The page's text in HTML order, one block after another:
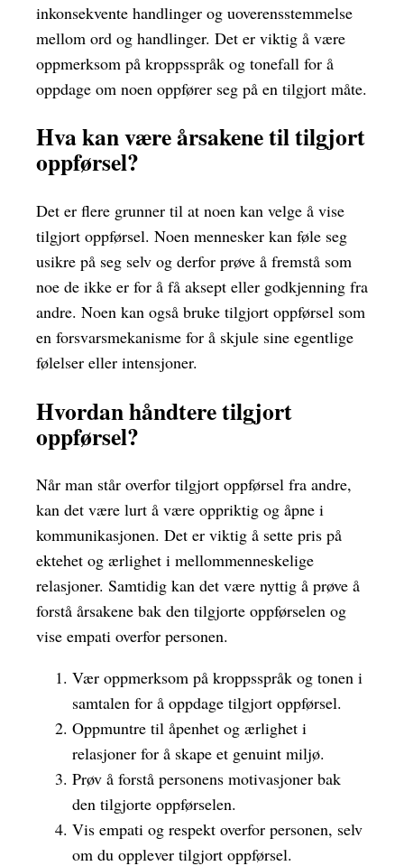
inkonsekvente handlinger og uoverensstemmelse
mellom ord og handlinger. Det er viktig å være
oppmerksom på kroppsspråk og tonefall for å
oppdage om noen oppfører seg på en tilgjort måte.
Hva kan være årsakene til tilgjort
oppførsel?
Det er flere grunner til at noen kan velge å vise
tilgjort oppførsel. Noen mennesker kan føle seg
usikre på seg selv og derfor prøve å fremstå som
noe de ikke er for å få aksept eller godkjenning fra
andre. Noen kan også bruke tilgjort oppførsel som
en forsvarsmekanisme for å skjule sine egentlige
følelser eller intensjoner.
Hvordan håndtere tilgjort
oppførsel?
Når man står overfor tilgjort oppførsel fra andre,
kan det være lurt å være oppriktig og åpne i
kommunikasjonen. Det er viktig å sette pris på
ektehet og ærlighet i mellommenneskelige
relasjoner. Samtidig kan det være nyttig å prøve å
forstå årsakene bak den tilgjorte oppførselen og
vise empati overfor personen.
Vær oppmerksom på kroppsspråk og tonen i
samtalen for å oppdage tilgjort oppførsel.
Oppmuntre til åpenhet og ærlighet i
relasjoner for å skape et genuint miljø.
Prøv å forstå personens motivasjoner bak
den tilgjorte oppførselen.
Vis empati og respekt overfor personen, selv
om du opplever tilgjort oppførsel.